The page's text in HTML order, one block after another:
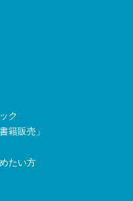
ク
籍販売」
たい方